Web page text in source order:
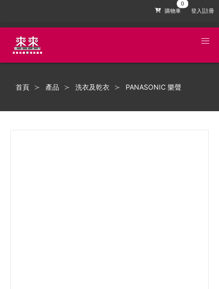
購物車 登入|註冊
首頁 產品 洗衣及乾衣 PANASONIC 樂聲